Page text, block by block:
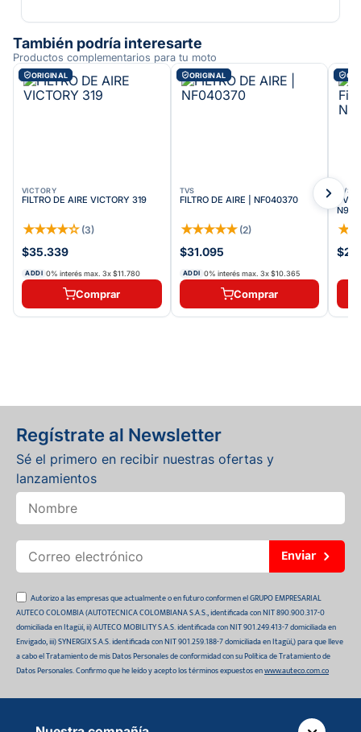
También podría interesarte
Productos complementarios para tu moto
ORIGINAL
VICTORY
FILTRO DE AIRE VICTORY 319
★★★★☆ (3)
$35.339
ADDI 0% interés max. 3x$11.780
Comprar
ORIGINAL
TVS
FILTRO DE AIRE | NF040370
★★★★★ (2)
$31.095
ADDI 0% interés max. 3x$10.365
Comprar
TVS
TVS
★
Regístrate al Newsletter
Sé el primero en recibir nuestras ofertas y
lanzamientos
Enviar
Autorizo a las empresas que actualmente o en futuro conformen el GRUPO EMPRESARIAL
AUTECO COLOMBIA (AUTOTECNICA COLOMBIANA S.A.S., identificada con NIT 890.900.317-0
domiciliada en Itagüí, ii) AUTECO MOBILITY S.A.S. identificada con NIT 901.249.413-7 domiciliada en
Envigado, iii) SYNERGIX S.A.S. identificada con NIT 901.259.188-7 domiciliada en Itagüí,) para que lleve
a cabo el Tratamiento de mis Datos Personales de conformidad con su Política de Tratamiento de
Datos Personales. Confirmo que he leído y acepto los términos expuestos enwww.auteco.com.co